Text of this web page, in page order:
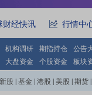
财经快讯 行情中
机构调研 期指持仓
公告
大盘资金 个股资金 板块
新股 基金 港股 美股 期货